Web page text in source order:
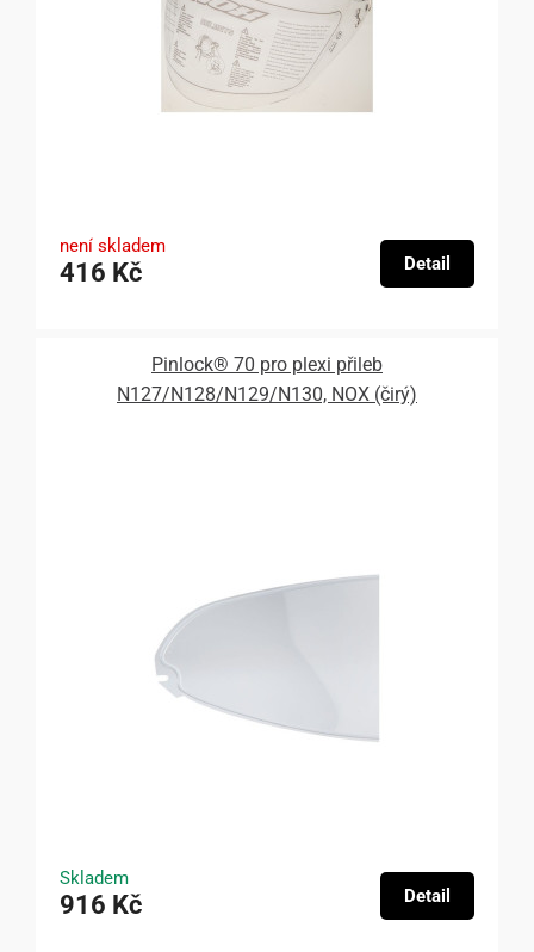
není skladem
416 Kč Detail
Pinlock® 70 pro plexi přileb
N127/N128/N129/N130, NOX (čirý)
Skladem
916 Kč Detail